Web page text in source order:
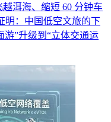
洱海、缩短 60 分钟车
明：中国低空文旅的下
游”升级到“立体交通运